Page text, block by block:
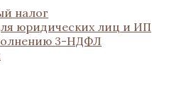
налог
юридических лиц и ИП
3-НДФЛ